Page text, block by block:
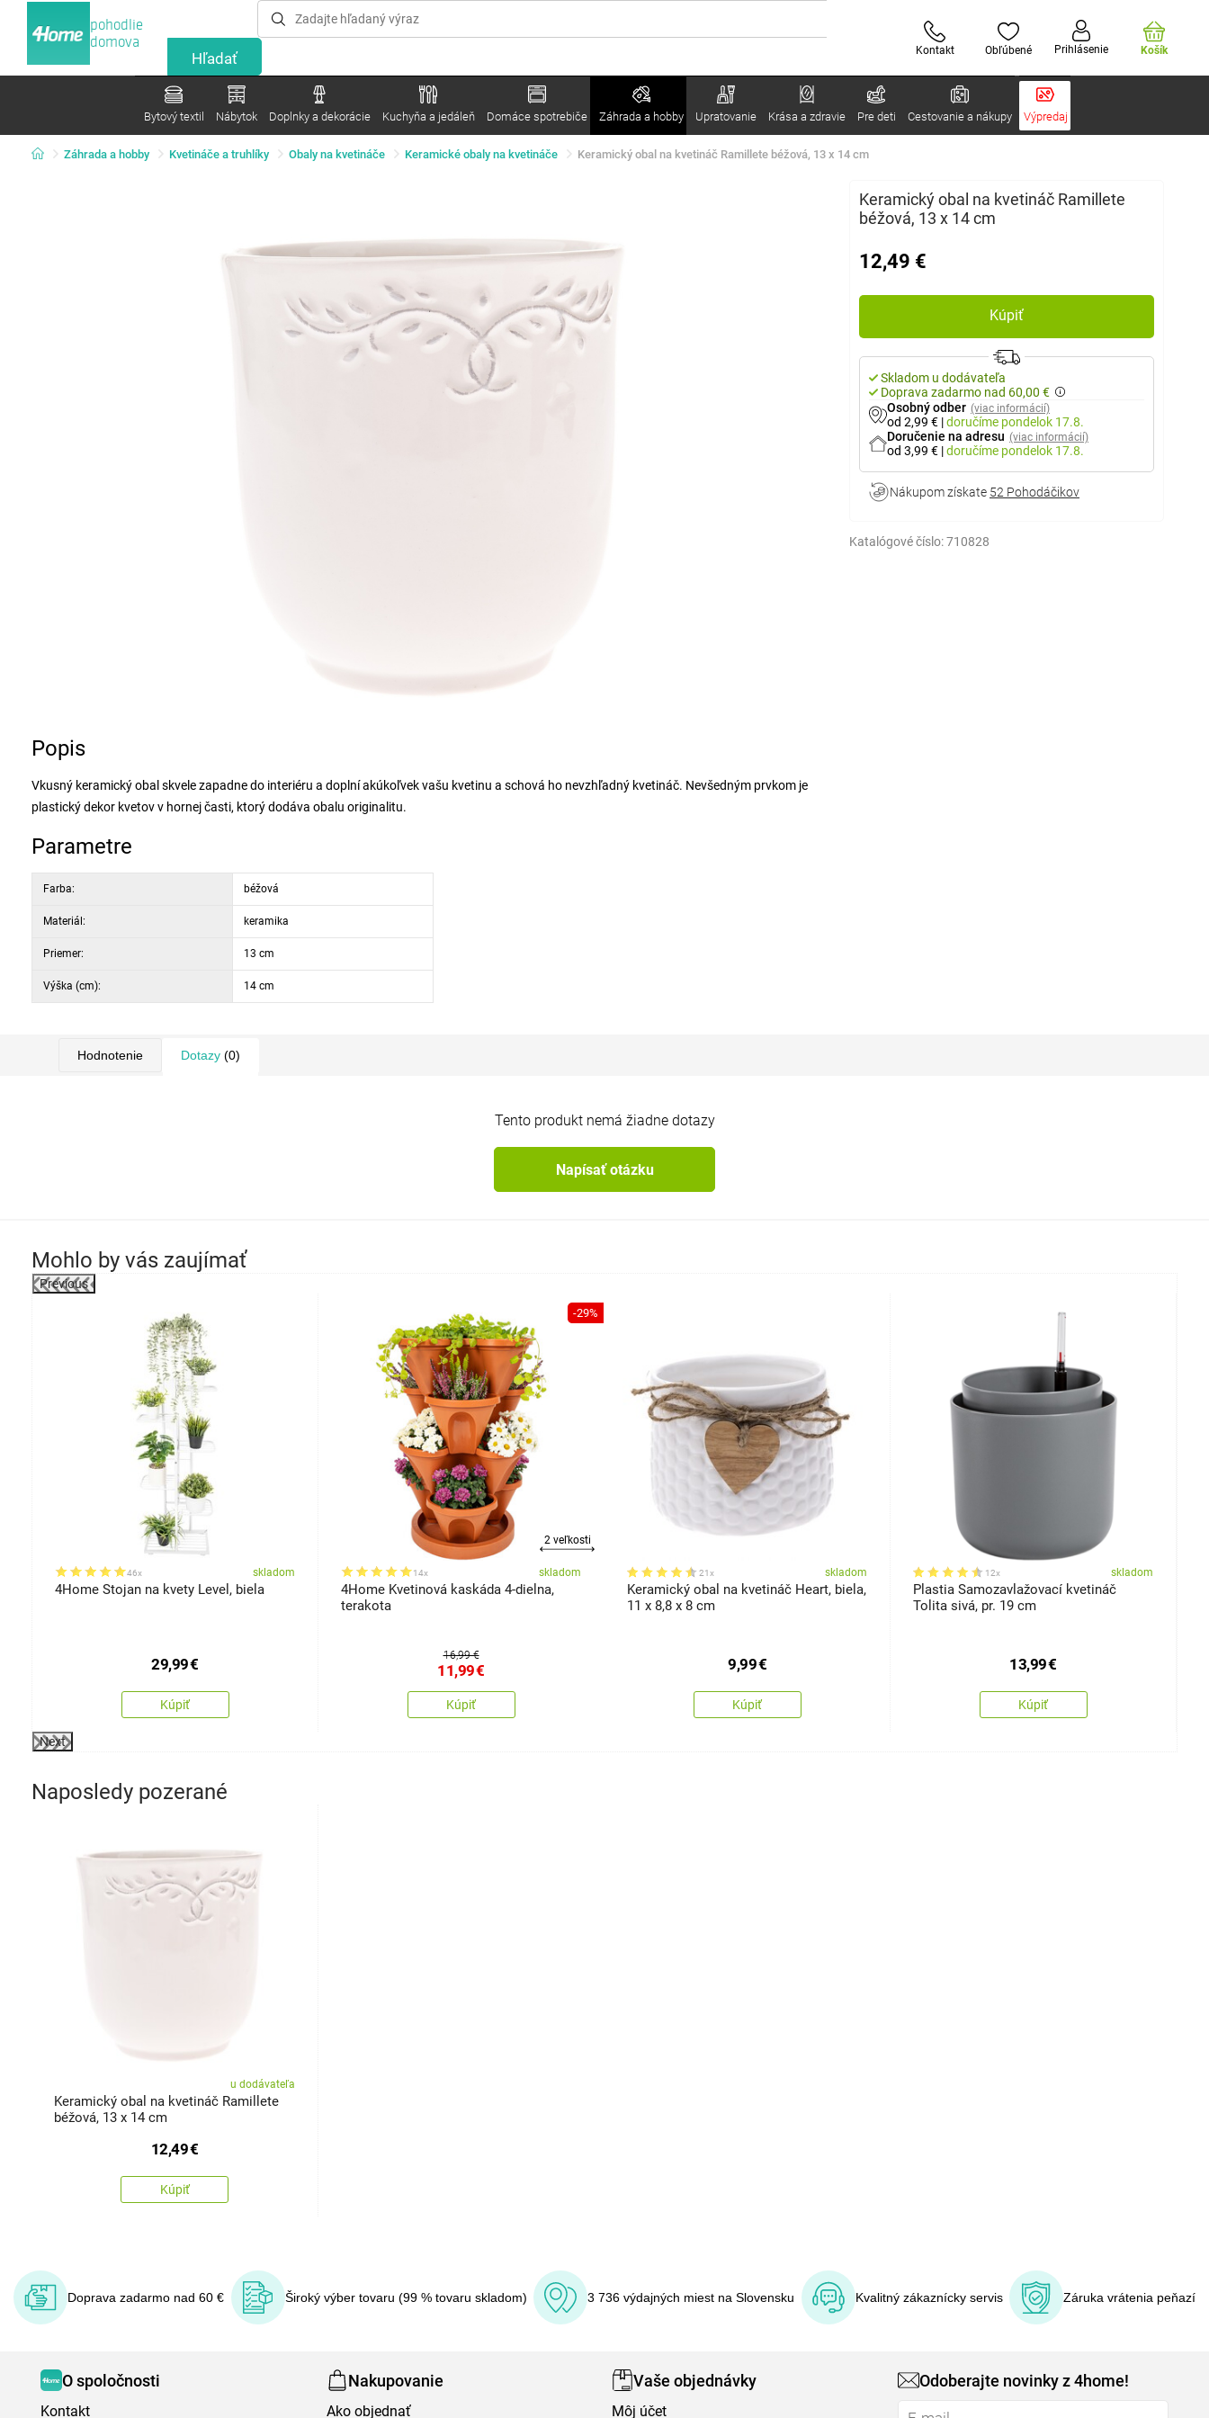
pohodlie
domova
Kontakt Obľúbené Prihlásenie Košík
Bytový textil Nábytok Doplnky a dekorácie Kuchyňa a jedáleň Domáce spotrebiče Záhrada a hobby Upratovanie Krása a zdravie Pre deti Cestovanie a nákupy Výpredaj
Záhrada a hobby Kvetináče a truhlíky Obaly na kvetináče Keramické obaly na kvetináče Keramický obal na kvetináč Ramillete béžová, 13 x 14 cm
Keramický obal na kvetináč Ramillete
béžová, 13 x 14 cm
12,49 €
Kúpiť
Skladom u dodávateľa
Doprava zadarmo nad 60,00 €
Osobný odber (viac informácií)
od 2,99 € |doručíme pondelok 17.8.
Doručenie na adresu (viac informácií)
od 3,99 € |doručíme pondelok 17.8.
Nákupom získate 52 Pohodáčikov
Katalógové číslo:710828
Popis
Vkusný keramický obal skvele zapadne do interiéru a doplní akúkoľvek vašu kvetinu a schová ho nevzhľadný kvetináč. Nevšedným prvkom je
plastický dekor kvetov v hornej časti, ktorý dodáva obalu originalitu.
Parametre
Farba: béžová
Materiál: keramika
Priemer: 13 cm
Výška (cm): 14 cm
Hodnotenie Dotazy (0)
Tento produkt nemá žiadne dotazy
Napísať otázku
Mohlo by vás zaujímať
Previous
46x skladom
4Home Stojan na kvety Level, biela
29,99€
Kúpiť
-29%
2 veľkosti
14x skladom
4Home Kvetinová kaskáda 4-dielna,
terakota
16,99 €
11,99€
Kúpiť
21x skladom
Keramický obal na kvetináč Heart, biela,
11 x 8,8 x 8 cm
9,99€
Kúpiť
12x skladom
Plastia Samozavlažovací kvetináč
Tolita sivá, pr. 19 cm
13,99€
Kúpiť
Next
Naposledy pozerané
u dodávateľa
Keramický obal na kvetináč Ramillete
béžová, 13 x 14 cm
12,49€
Kúpiť
Doprava zadarmo nad 60 € Široký výber tovaru (99 % tovaru skladom) 3 736 výdajných miest na Slovensku Kvalitný zákaznícky servis Záruka vrátenia peňazí
O spoločnosti
Kontakt
Nakupovanie
Ako objednať
Vaše objednávky
Môj účet
Odoberajte novinky z 4home!